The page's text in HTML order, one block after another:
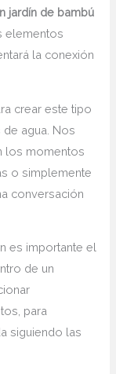
jardín de bambú
elementos
la conexión
crear este tipo
agua. Nos
los momentos
o simplemente
conversación
es importante el
de un
para
siguiendo las